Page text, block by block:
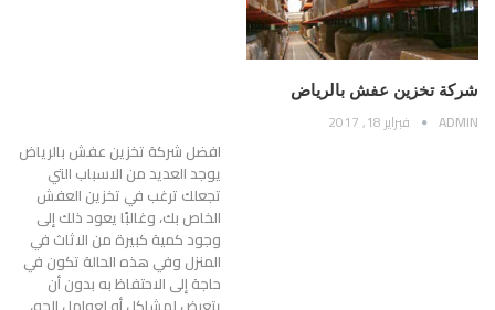
شركة تخزين عفش بالرياض
ADMIN فبراير 18, 2017
افضل شركة تخزين عفش بالرياض
يوجد العديد من الاسباب التي
تجعلك ترغب في تخزين العفش
الخاص بك، وغالبًا يعود ذلك إلى
وجود كمية كبيرة من الاثاث في
المنزل وفي هذه الحالة تكون في
حاجة إلى الاحتفاظ به بدون أن